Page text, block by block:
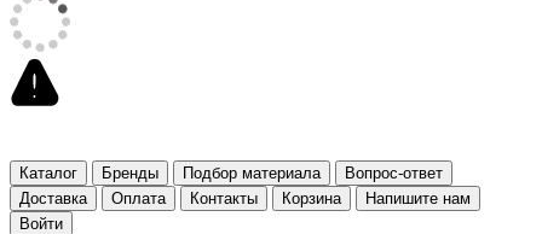
Каталог Бренды Подбор материала
Вопрос-ответ
Доставка
Оплата Контакты Корзина
Напишите нам
Войти